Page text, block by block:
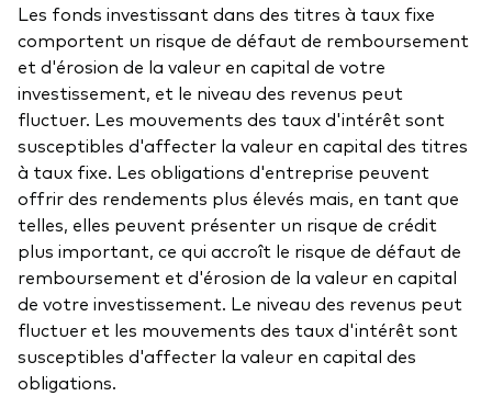
Les fonds investissant dans des titres à taux fixe
comportent un risque de défaut de remboursement
et d'érosion de la valeur en capital de votre
investissement, et le niveau des revenus peut
fluctuer. Les mouvements des taux d'intérêt sont
susceptibles d'affecter la valeur en capital des titres
à taux fixe. Les obligations d'entreprise peuvent
offrir des rendements plus élevés mais, en tant que
telles, elles peuvent présenter un risque de crédit
plus important, ce qui accroît le risque de défaut de
remboursement et d'érosion de la valeur en capital
de votre investissement. Le niveau des revenus peut
fluctuer et les mouvements des taux d'intérêt sont
susceptibles d'affecter la valeur en capital des
obligations.